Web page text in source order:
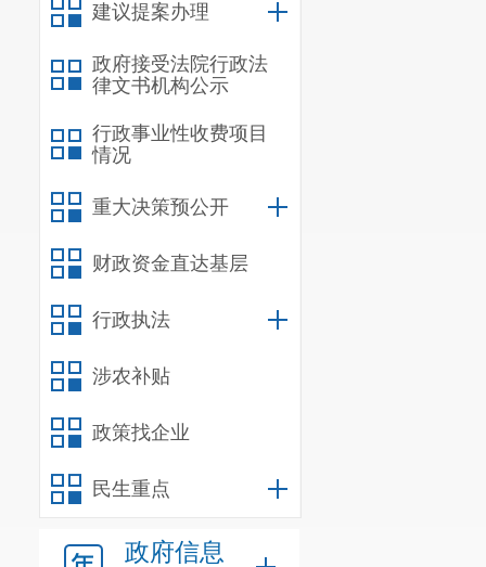
建议提案办理
政府接受法院行政法
律文书机构公示
行政事业性收费项目
情况
重大决策预公开
财政资金直达基层
行政执法
涉农补贴
政策找企业
民生重点
政府信息